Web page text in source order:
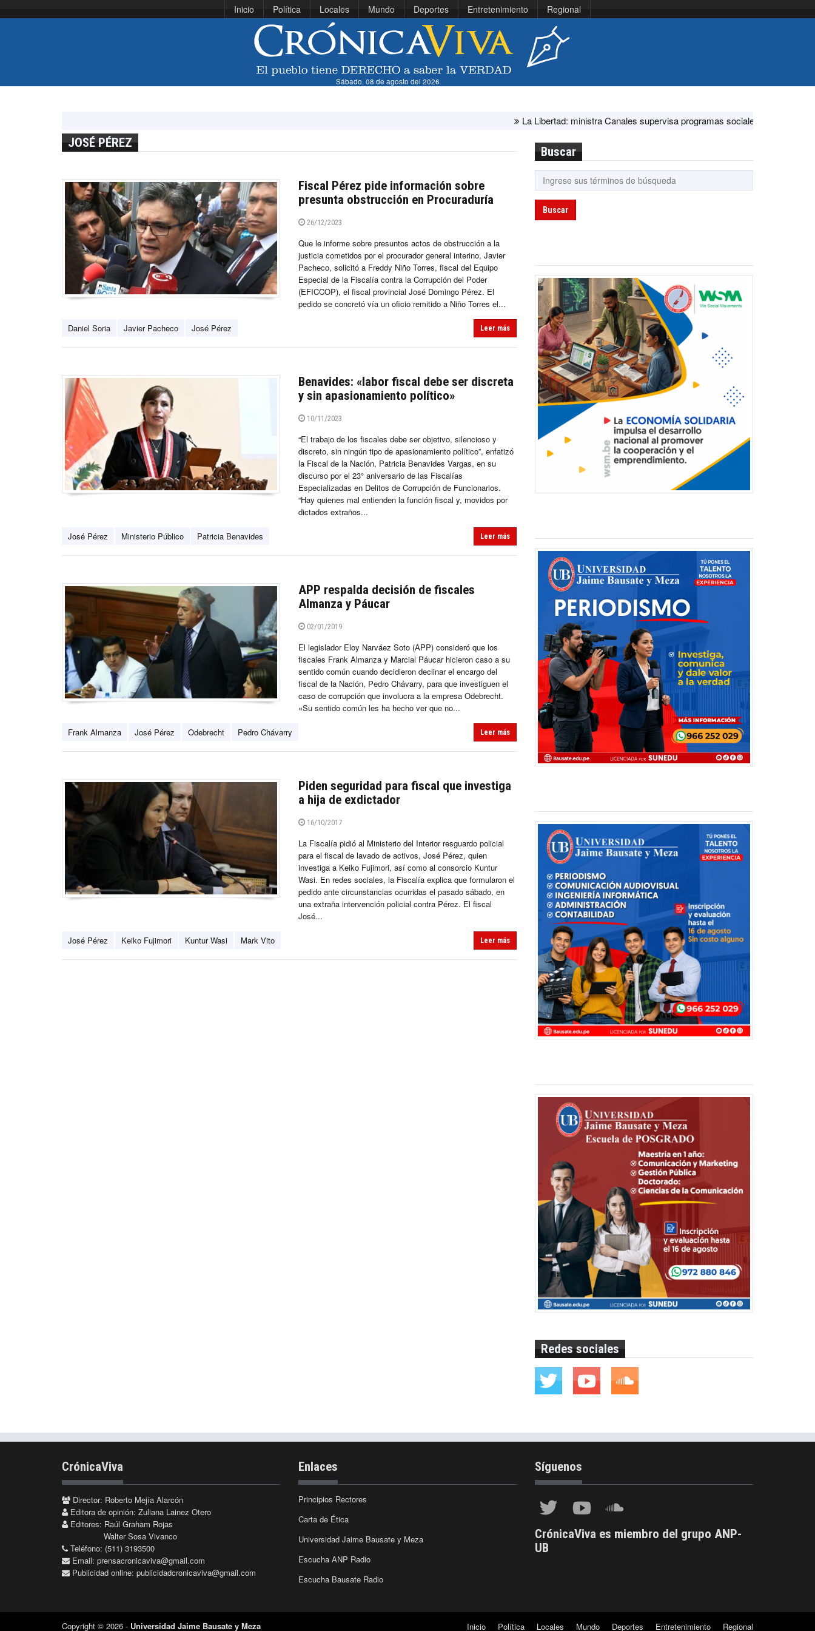
Inicio Política Locales Mundo Deportes Entretenimiento Regional
Sábado, 08 de agosto del 2026
La Libertad: ministra Canales supervisa programas sociales y acciones ante El Niño
JOSÉ PÉREZ
Fiscal Pérez pide información sobre
presunta obstrucción en Procuraduría
26/12/2023
Que le informe sobre presuntos actos de obstrucción a la
justicia cometidos por el procurador general interino, Javier
Pacheco, solicitó a Freddy Niño Torres, fiscal del Equipo
Especial de la Fiscalía contra la Corrupción del Poder
(EFICCOP), el fiscal provincial José Domingo Pérez. El
pedido se concretó vía un oficio remitido a Niño Torres el...
Daniel Soria Javier Pacheco José Pérez Leer más
Benavides: «labor fiscal debe ser discreta
y sin apasionamiento político»
10/11/2023
“El trabajo de los fiscales debe ser objetivo, silencioso y
discreto, sin ningún tipo de apasionamiento político”, enfatizó
la Fiscal de la Nación, Patricia Benavides Vargas, en su
discurso por el 23° aniversario de las Fiscalías
Especializadas en Delitos de Corrupción de Funcionarios.
“Hay quienes mal entienden la función fiscal y, movidos por
dictados extraños...
José Pérez Ministerio Público Patricia Benavides Leer más
APP respalda decisión de fiscales
Almanza y Páucar
02/01/2019
El legislador Eloy Narváez Soto (APP) consideró que los
fiscales Frank Almanza y Marcial Páucar hicieron caso a su
sentido común cuando decidieron declinar el encargo del
fiscal de la Nación, Pedro Chávarry, para que investiguen el
caso de corrupción que involucra a la empresa Odebrecht.
«Su sentido común les ha hecho ver que no...
Frank Almanza José Pérez Odebrecht Pedro Chávarry Leer más
Piden seguridad para fiscal que investiga
a hija de exdictador
16/10/2017
La Fiscalía pidió al Ministerio del Interior resguardo policial
para el fiscal de lavado de activos, José Pérez, quien
investiga a Keiko Fujimori, así como al consorcio Kuntur
Wasi. En redes sociales, la Fiscalía explica que formularon el
pedido ante circunstancias ocurridas el pasado sábado, en
una extraña intervención policial contra Pérez. El fiscal
José...
José Pérez Keiko Fujimori Kuntur Wasi Mark Vito Leer más
Buscar
Buscar
Redes sociales
CrónicaViva
Director: Roberto Mejía Alarcón
Editora de opinión: Zuliana Lainez Otero
Editores: Raúl Graham Rojas
Walter Sosa Vivanco
Teléfono: (511) 3193500
Email: prensacronicaviva@gmail.com
Publicidad online: publicidadcronicaviva@gmail.com
Enlaces
Principios Rectores
Carta de Ética
Universidad Jaime Bausate y Meza
Escucha ANP Radio
Escucha Bausate Radio
Síguenos
CrónicaViva es miembro del grupo ANP-
UB
Copyright © 2026 - Universidad Jaime Bausate y Meza Inicio Política Locales Mundo Deportes Entretenimiento Regional